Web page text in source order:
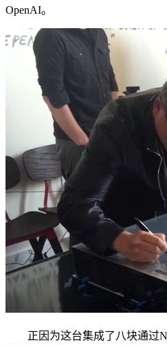
OpenAI。
正因为这台集成了八块通过